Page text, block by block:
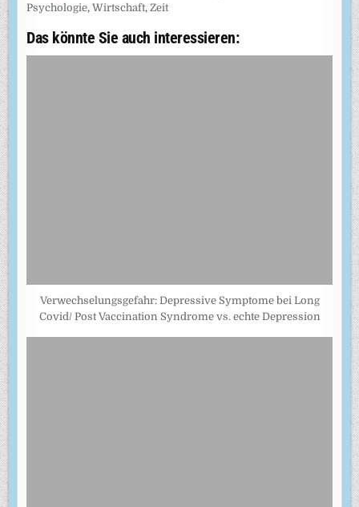
Psychologie,Wirtschaft, Zeit
Das könnte Sie auch interessieren:
Verwechselungsgefahr: Depressive Symptome bei Long
Covid/ Post Vaccination Syndrome vs. echte Depression